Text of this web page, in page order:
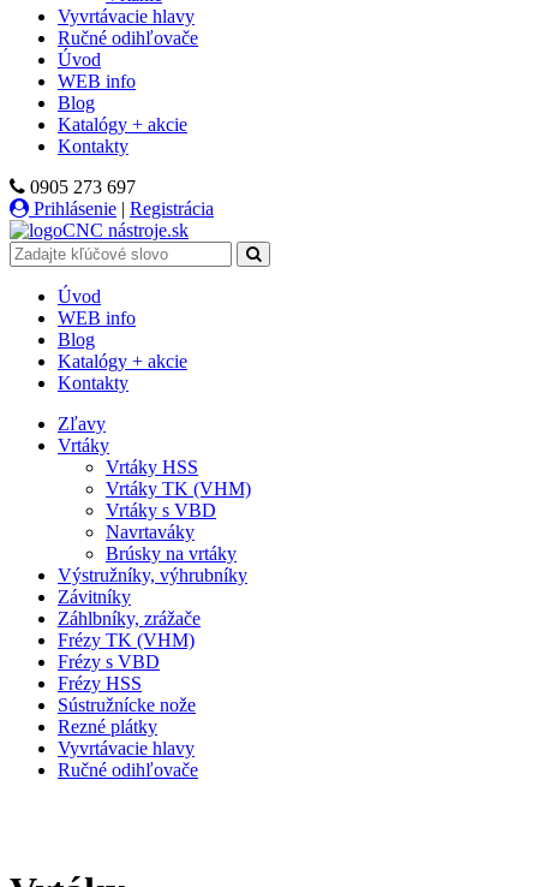
Vyvrtávacie hlavy
Ručné odihľovače
Úvod
WEB info
Blog
Katalógy + akcie
Kontakty
0905 273 697
Prihlásenie | Registrácia
CNC nástroje.sk
Úvod
WEB info
Blog
Katalógy + akcie
Kontakty
Zľavy
Vrtáky
Vrtáky HSS
Vrtáky TK (VHM)
Vrtáky s VBD
Navrtaváky
Brúsky na vrtáky
Výstružníky, výhrubníky
Závitníky
Záhlbníky, zrážače
Frézy TK (VHM)
Frézy s VBD
Frézy HSS
Sústružnícke nože
Rezné plátky
Vyvrtávacie hlavy
Ručné odihľovače